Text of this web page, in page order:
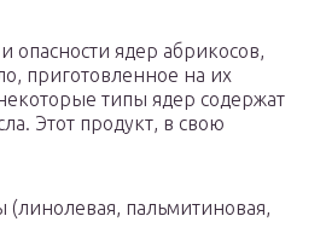
опасности ядер абрикосов,
приготовленное на их
типы ядер содержат
Этот продукт, в свою
пальмитиновая,